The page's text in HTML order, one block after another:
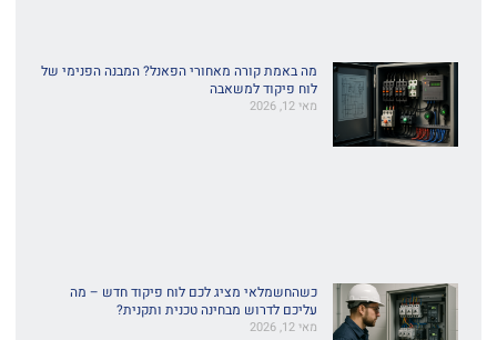
מה באמת קורה מאחורי הפאנל? המבנה הפנימי של
לוח פיקוד למשאבה
מאי 12, 2026
כשהחשמלאי מציג לכם לוח פיקוד חדש – מה
עליכם לדרוש מבחינה טכנית ותקנית?
מאי 12, 2026